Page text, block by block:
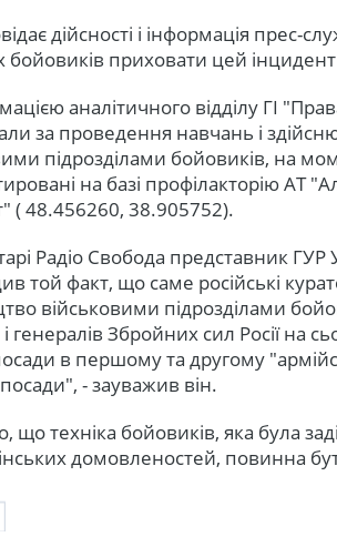
дійсності і інформація
бойовиків приховати цей інцидент
аналітичного відділу ГІ
за проведення навчань і
підрозділами бойовиків, на
на базі профілакторію АТ
( 48.456260, 38.905752).
Радіо Свобода представник
той факт, що саме російські
військовими підрозділами
і генералів Збройних сил Росії на
в першому та другому
- зауважив він.
що техніка бойовиків, яка була
домовленостей, повинна